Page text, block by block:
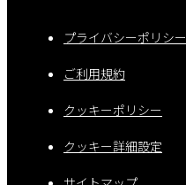
プライバシーポリシー
ご利用規約
クッキーポリシー
クッキー詳細設定